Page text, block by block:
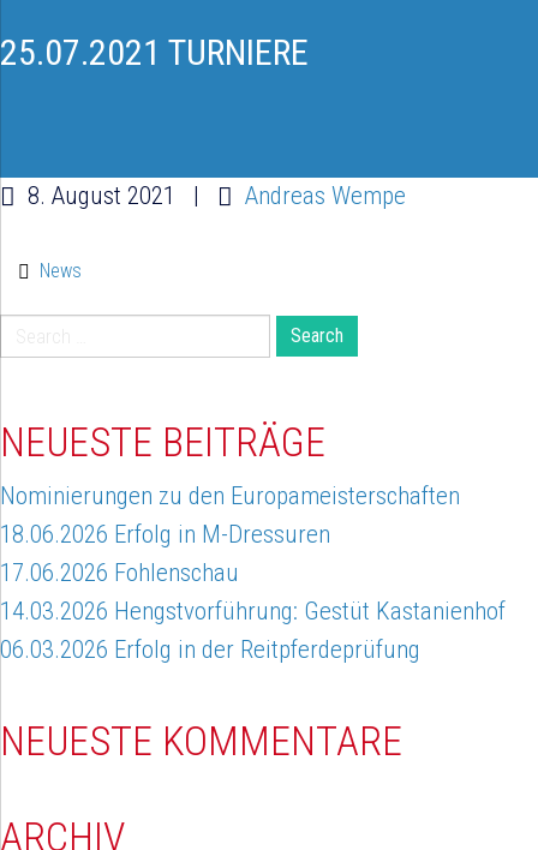
25.07.2021 TURNIERE
8. August 2021 | Andreas Wempe
News
Search
for:
NEUESTE BEITRÄGE
Nominierungen zu den Europameisterschaften
18.06.2026 Erfolg in M-Dressuren
17.06.2026 Fohlenschau
14.03.2026 Hengstvorführung: Gestüt Kastanienhof
06.03.2026 Erfolg in der Reitpferdeprüfung
NEUESTE KOMMENTARE
ARCHIV